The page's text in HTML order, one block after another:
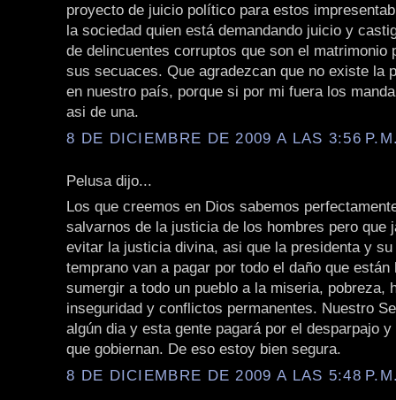
proyecto de juicio político para estos
la sociedad quien está demandando juicio y
de delincuentes corruptos que son el matrimonio
sus secuaces. Que agradezcan que no existe la
en nuestro país, porque si por mi fuera los
asi de una.
8 DE DICIEMBRE DE 2009 A LAS 3:56
Pelusa dijo...
Los que creemos en Dios sabemos
salvarnos de la justicia de los hombres pero que
evitar la justicia divina, asi que la presidenta y
temprano van a pagar por todo el daño que están
sumergir a todo un pueblo a la miseria, pobreza,
inseguridad y conflictos permanentes. Nuestro
algún dia y esta gente pagará por el desparpajo
que gobiernan. De eso estoy bien segura.
8 DE DICIEMBRE DE 2009 A LAS 5:48